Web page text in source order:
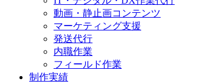
動画・静止画コンテンツ
マーケティング支援
発送代行
内職作業
フィールド作業
制作実績